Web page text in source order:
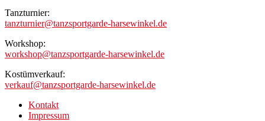
Tanzturnier:
tanzturnier@tanzsportgarde-harsewinkel.de
Workshop:
workshop@tanzsportgarde-harsewinkel.de
Kostümverkauf:
verkauf@tanzsportgarde-harsewinkel.de
Kontakt
Impressum